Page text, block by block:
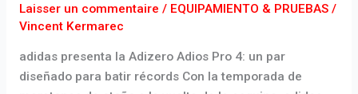
Laisser un commentaire / EQUIPAMIENTO & PRUEBAS/
Vincent Kermarec
adidas presenta la Adizero Adios Pro 4: un par
diseñado para batir récords Con la temporada de